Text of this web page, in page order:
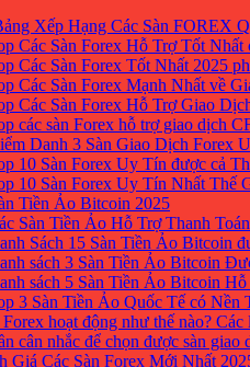
Xếp Hạng Các Sàn FOREX
Các Sàn Forex Hỗ Trợ Tốt
Các Sàn Forex Tốt Nhất 2025
Các Sàn Forex Mạnh Nhất về
Các Sàn Forex Hỗ Trợ Giao
các sàn Forex hỗ trợ giao dịch
Danh 3 Sàn Giao Dịch Forex
10 Sàn Forex Uy Tín được cả
10 Sàn Forex Uy Tín Nhất Thế
Tiền Ảo Bitcoin 2025
Sàn Tiền Ảo Hỗ Trợ Thanh
Sách 15 Sàn Tiền Ảo Bitcoin
sách 3 Sàn Tiền Ảo Bitcoin
sách 5 Sàn Tiền Ảo Bitcoin
3 Sàn Tiền Ảo Quốc Tế có Nền
hoạt động như thế nào?
cân nhắc để chọn được sàn
Giá Các Sàn Forex Mới Nhất